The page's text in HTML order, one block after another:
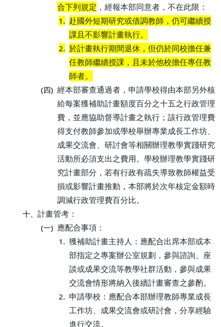
合下列規定 ，經報本部同意者，不在此限：
1. 赴國外短期研究或借調教師，仍可繼續授
課且不影響計畫執行。
2. 於計畫執行期間退休，但仍於同校擔任兼
任教師繼續授課，且未於他校擔任專任教
師者。
(四) 經本部審查通過者，申請學校得由本部另外核
給每案獲補助計畫額度百分之十五之行政管理
費，並應協助督導計畫之執行；該行政管理費
得支付教師參加或學校舉辦專業成長工作坊、
成果交流會、研討會等相關辦理教學實踐研究
活動所必須支出之費用。學校辦理教學實踐研
究計畫部分，若有行政有疏失導致教師權益受
損或影響計畫推動，本部將於次年核定金額時
調減行政管理費百分比。
十、 計畫管考：
(一) 應配合事項：
1. 獲補助計畫主持人：應配合出席本部或本
部指定之專案辦公室規劃，參與諮詢、座
談或成果交流等教學社群活動，參與成果
交流會情形將納入後續計畫審查之參酌。
2. 申請學校：應配合本部辦理教師專業成長
工作坊、成果交流會或研討會，分享經驗
進行交流。